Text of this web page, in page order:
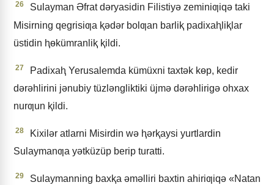
26
Sulayman Əfrat dǝryasidin Filistiyǝ zeminiƣiqǝ taki
Misirning qegrisiƣa ⱪǝdǝr bolƣan barliⱪ padixaⱨliⱪlar
üstidin ⱨɵkümranliⱪ ⱪildi.
27
Padixaⱨ Yerusalemda kümüxni taxtǝk kɵp, kedir
dǝrǝhlirini jǝnubiy tüzlǝngliktiki üjmǝ dǝrǝhlirigǝ ohxax
nurƣun ⱪildi.
28
Kixilǝr atlarni Misirdin wǝ ⱨǝrⱪaysi yurtlardin
Sulaymanƣa yǝtküzüp berip turatti.
29
Sulaymanning baxⱪa ǝmǝlliri baxtin ahiriƣiqǝ «Natan